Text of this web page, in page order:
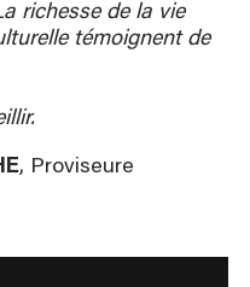
the crossroads
for geographical
to its course
richesse de la vie
témoignent de
, Proviseure